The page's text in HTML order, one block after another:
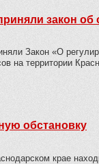
закон об
Закон «О
на территории
обстановку
крае